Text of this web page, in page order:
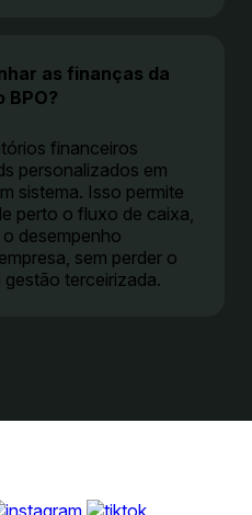
as finanças da
BPO?
financeiros
personalizados em
sistema. Isso permite
perto o fluxo de caixa,
desempenho
sem perder o
terceirizada.